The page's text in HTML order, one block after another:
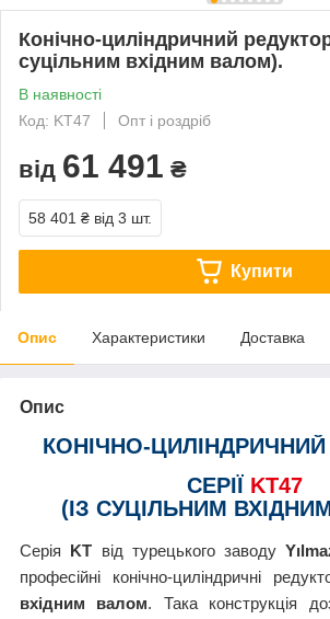
Конічно-циліндричний редуктор
суцільним вхідним валом).
В наявності
Код: KT47
Опт і роздріб
від 61 491 ₴
58 401 ₴ від 3 шт.
Купити
Опис Характеристики Доставка
Опис
КОНІЧНО-
СЕРІЇ KT47
(ІЗ СУЦІЛЬНИМ
Серія KT від турецького заводу
професійні конічно-циліндричні
вхідним валом. Така конструкція